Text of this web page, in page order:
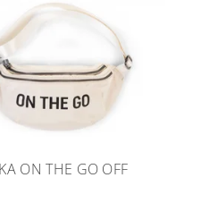
ON THE GO OFF